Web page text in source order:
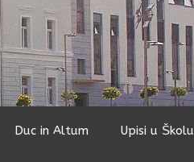
Duc in Altum Upisi u Školu